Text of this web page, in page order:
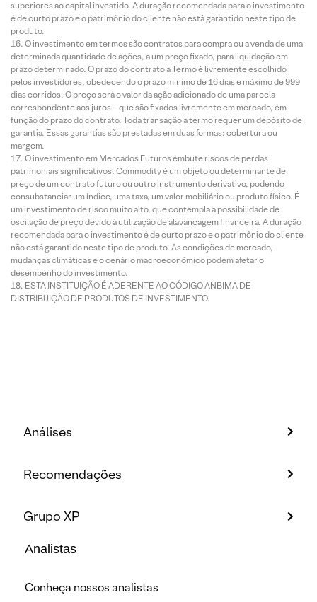
superiores ao capital investido. A duração recomendada para o investimento
é de curto prazo e o patrimônio do cliente não está garantido neste tipo de
produto.
O investimento em termos são contratos para compra ou a venda de uma
determinada quantidade de ações, a um preço fixado, para liquidação em
prazo determinado. O prazo do contrato a Termo é livremente escolhido
pelos investidores, obedecendo o prazo mínimo de 16 dias e máximo de 999
dias corridos. O preço será o valor da ação adicionado de uma parcela
correspondente aos juros – que são fixados livremente em mercado, em
função do prazo do contrato. Toda transação a termo requer um depósito de
garantia. Essas garantias são prestadas em duas formas: cobertura ou
margem.
O investimento em Mercados Futuros embute riscos de perdas
patrimoniais significativos. Commodity é um objeto ou determinante de
preço de um contrato futuro ou outro instrumento derivativo, podendo
consubstanciar um índice, uma taxa, um valor mobiliário ou produto físico. É
um investimento de risco muito alto, que contempla a possibilidade de
oscilação de preço devido à utilização de alavancagem financeira. A duração
recomendada para o investimento é de curto prazo e o patrimônio do cliente
não está garantido neste tipo de produto. As condições de mercado,
mudanças climáticas e o cenário macroeconômico podem afetar o
desempenho do investimento.
ESTA INSTITUIÇÃO É ADERENTE AO CÓDIGO ANBIMA DE
DISTRIBUIÇÃO DE PRODUTOS DE INVESTIMENTO.
Análises
Recomendações
Grupo XP
Analistas
Conheça nossos analistas